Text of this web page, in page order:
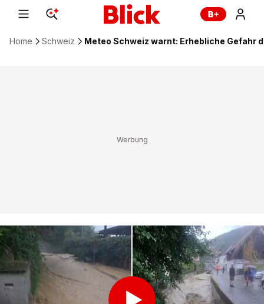
Home Schweiz Meteo Schweiz warnt: Erhebliche Gefahr